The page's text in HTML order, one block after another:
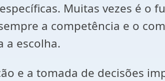
Muitas vezes é o
a competência e o
a escolha.
e a tomada de decisões